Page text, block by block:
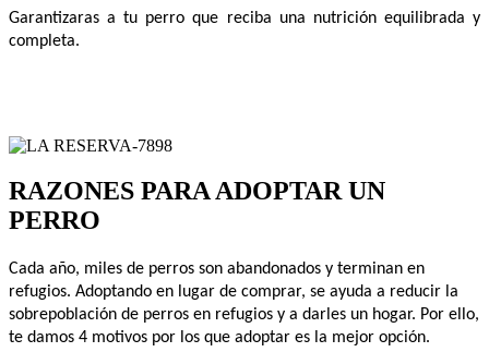
Garantizaras a tu perro que reciba una nutrición equilibrada y
completa.
RAZONES PARA ADOPTAR UN
PERRO
Cada año, miles de perros son abandonados y terminan en
refugios. Adoptando en lugar de comprar, se ayuda a reducir la
sobrepoblación de perros en refugios y a darles un hogar. Por ello,
te damos 4 motivos por los que adoptar es la mejor opción.